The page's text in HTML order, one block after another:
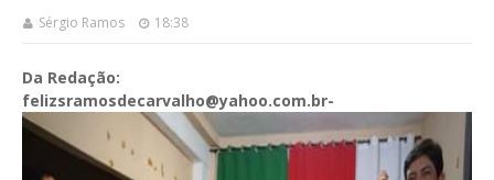
Sérgio Ramos 18:38
Da Redação:
felizsramosdecarvalho@yahoo.com.br-